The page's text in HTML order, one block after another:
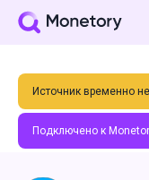
Источник временно
Подключено к